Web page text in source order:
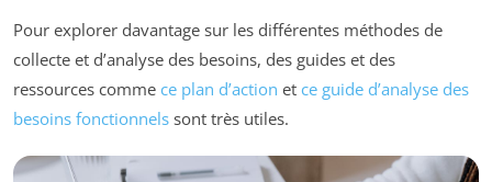
Pour explorer davantage sur les différentes méthodes de
collecte et d’analyse des besoins, des guides et des
ressources comme ce plan d’action et ce guide d’analyse des
besoins fonctionnels sont très utiles.